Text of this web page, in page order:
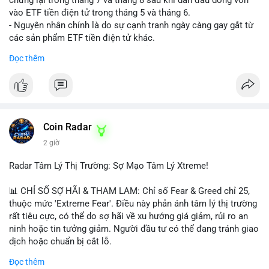
vào ETF tiền điện tử trong tháng 5 và tháng 6.
- Nguyên nhân chính là do sự cạnh tranh ngày càng gay gắt từ
các sản phẩm ETF tiền điện tử khác.
Hyperliquid có thể đã giảm bớt, ảnh hưởng đến dòng vốn và
- Nhà đầu tư cần theo dõi sát sao diễn biến thị trường và các
#binancesquare #cryptonews
📰 Nguồn: CoinDesk
Đọc thêm
Coin Radar
2 giờ
Radar Tâm Lý Thị Trường: Sợ Mạo Tâm Lý Xtreme!
📊 CHỈ SỐ SỢ HÃI & THAM LAM: Chỉ số Fear & Greed chỉ 25,
thuộc mức 'Extreme Fear'. Điều này phản ánh tâm lý thị trường
rất tiêu cực, có thể do sợ hãi về xu hướng giá giảm, rủi ro an
ninh hoặc tin tưởng giảm. Người đầu tư có thể đang tránh giao
dịch hoặc chuẩn bị cắt lỗ.
📈 XU HƯỚNG TÌM KIẾM & THẢO LUẬN: Coin trending trên
Đọc thêm